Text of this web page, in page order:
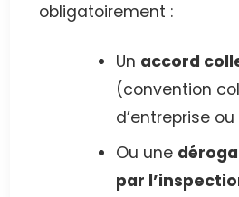
obligatoirement :
Un accord
(convention
d’entreprise
Ou une
par